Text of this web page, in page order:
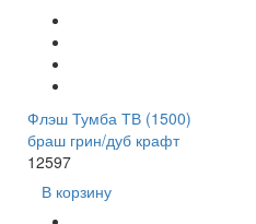
Флэш Тумба ТВ (1500)
браш грин/дуб крафт
12597
В корзину